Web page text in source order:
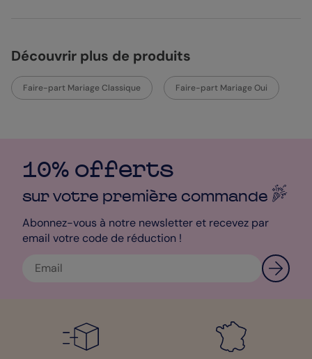
Découvrir plus de produits
Faire-part Mariage Classique Faire-part Mariage Oui
10% offerts
sur votre première commande
Abonnez-vous à notre newsletter et recevez par
email votre code de réduction !